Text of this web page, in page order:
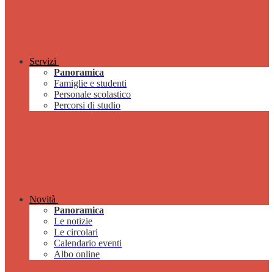
Servizi
Panoramica
Famiglie e studenti
Personale scolastico
Percorsi di studio
Novità
Panoramica
Le notizie
Le circolari
Calendario eventi
Albo online